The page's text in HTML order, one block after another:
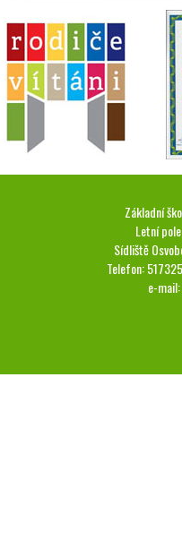
Základní
Letní
Sídliště
Telefon:
e-mail: